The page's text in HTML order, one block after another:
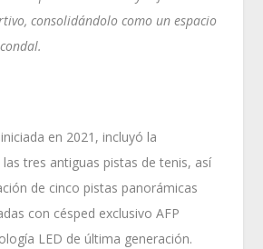
consolidándolo como un espacio
en 2021, incluyó la
tres antiguas pistas de tenis, así
de cinco pistas panorámicas
con césped exclusivo AFP
LED de última generación.